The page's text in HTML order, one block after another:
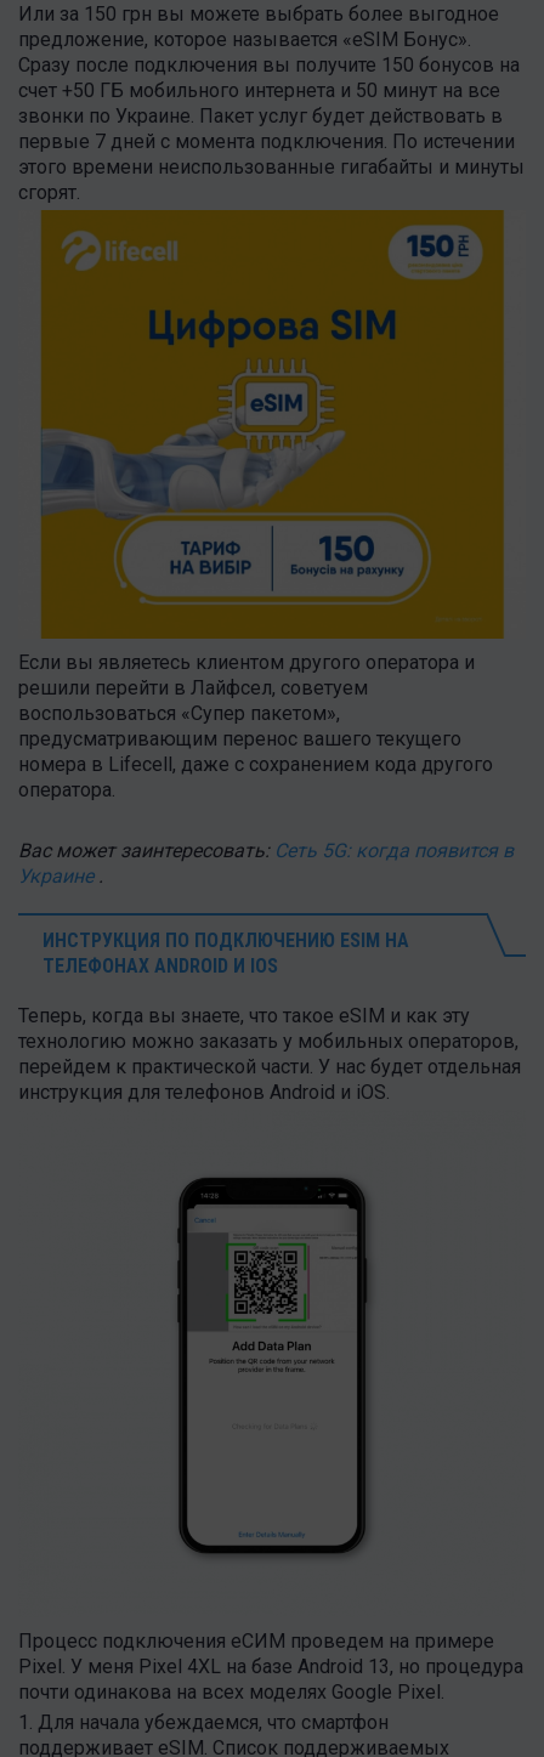
Или за 150 грн вы можете выбрать более выгодное
предложение, которое называется «eSIM Бонус».
Сразу после подключения вы получите 150 бонусов на
счет +50 ГБ мобильного интернета и 50 минут на все
звонки по Украине. Пакет услуг будет действовать в
первые 7 дней с момента подключения. По истечении
этого времени неиспользованные гигабайты и минуты
сгорят.
Если вы являетесь клиентом другого оператора и
решили перейти в Лайфсел, советуем
воспользоваться «Супер пакетом»,
предусматривающим перенос вашего текущего
номера в Lifecell, даже с сохранением кода другого
оператора.
Вас может заинтересовать: Сеть 5G: когда появится в
Украине.
ИНСТРУКЦИЯ ПО ПОДКЛЮЧЕНИЮ ESIM НА
ТЕЛЕФОНАХ ANDROID И IOS
Теперь, когда вы знаете, что такое eSIM и как эту
технологию можно заказать у мобильных операторов,
перейдем к практической части. У нас будет отдельная
инструкция для телефонов Android и iOS.
Процесс подключения еСИМ проведем на примере
Pixel. У меня Pixel 4XL на базе Android 13, но процедура
почти одинакова на всех моделях Google Pixel.
1. Для начала убеждаемся, что смартфон
поддерживает eSIM. Список поддерживаемых